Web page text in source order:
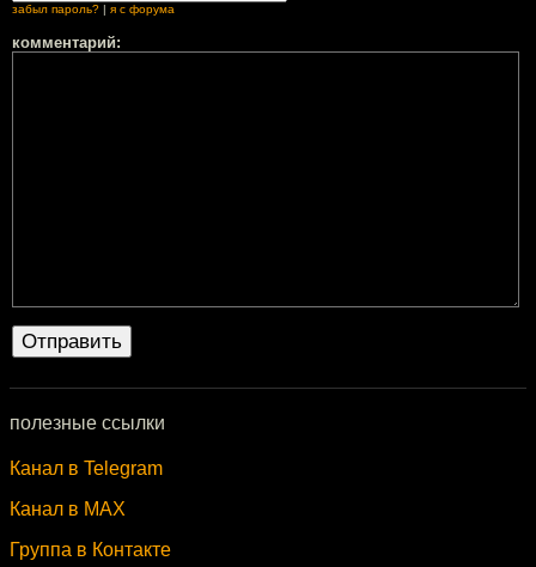
забыл пароль? | я с форума
комментарий:
полезные ссылки
Канал в Telegram
Канал в MAX
Группа в Контакте